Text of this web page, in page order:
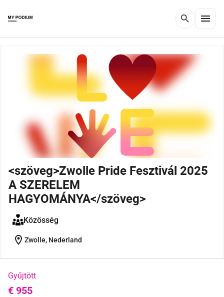
search menu
<szöveg>Zwolle Pride Fesztivál 2025
A SZERELEM
HAGYOMÁNYA</szöveg>
Közösség
location_on Zwolle, Nederland
Gyűjtött
€ 955